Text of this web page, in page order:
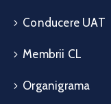
Conducere UAT
Membrii CL
Organigrama